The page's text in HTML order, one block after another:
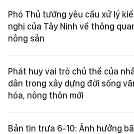
Phó Thủ tướng yêu cầu xử lý
nghị của Tây Ninh về thông
nông sản
Phát huy vai trò chủ thể của
dân trong xây dựng đời sống
hóa, nông thôn mới
Bản tin trưa 6-10: Ảnh hưởng